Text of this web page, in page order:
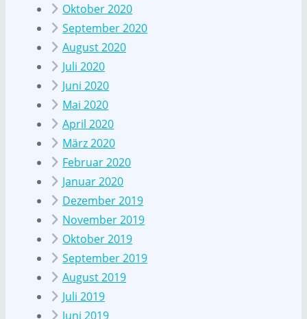
Oktober 2020
September 2020
August 2020
Juli 2020
Juni 2020
Mai 2020
April 2020
März 2020
Februar 2020
Januar 2020
Dezember 2019
November 2019
Oktober 2019
September 2019
August 2019
Juli 2019
Juni 2019